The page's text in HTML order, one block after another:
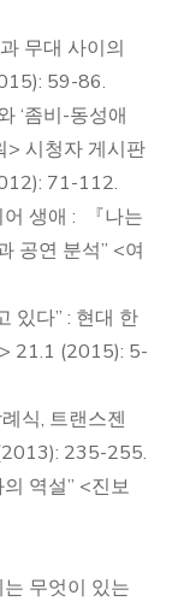
무대 사이의
59-86.
‘좀비-동성애
> 시청자 게시판
71-112.
생애 : 『나는
공연 분석” <여
있다” : 현대 한
21.1 (2015): 5-
식, 트랜스젠
235-255.
역설” <진보
무엇이 있는